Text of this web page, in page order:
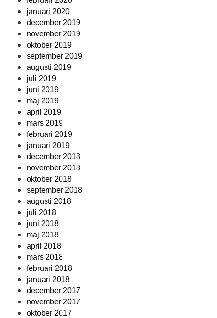
januari 2020
december 2019
november 2019
oktober 2019
september 2019
augusti 2019
juli 2019
juni 2019
maj 2019
april 2019
mars 2019
februari 2019
januari 2019
december 2018
november 2018
oktober 2018
september 2018
augusti 2018
juli 2018
juni 2018
maj 2018
april 2018
mars 2018
februari 2018
januari 2018
december 2017
november 2017
oktober 2017